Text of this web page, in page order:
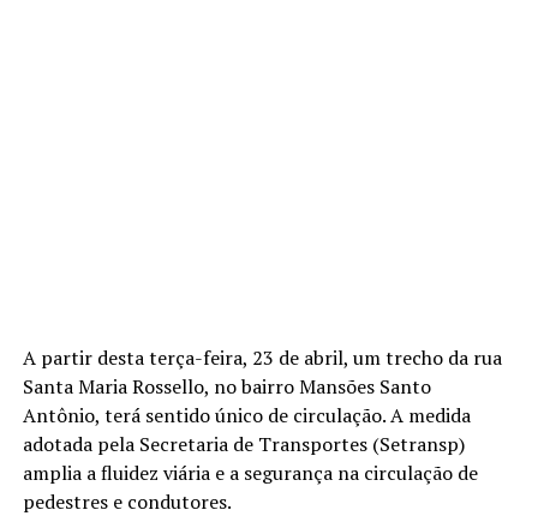
A partir desta terça-feira, 23 de abril, um trecho da rua
Santa Maria Rossello, no bairro Mansões Santo
Antônio, terá sentido único de circulação. A medida
adotada pela Secretaria de Transportes (Setransp)
amplia a fluidez viária e a segurança na circulação de
pedestres e condutores.